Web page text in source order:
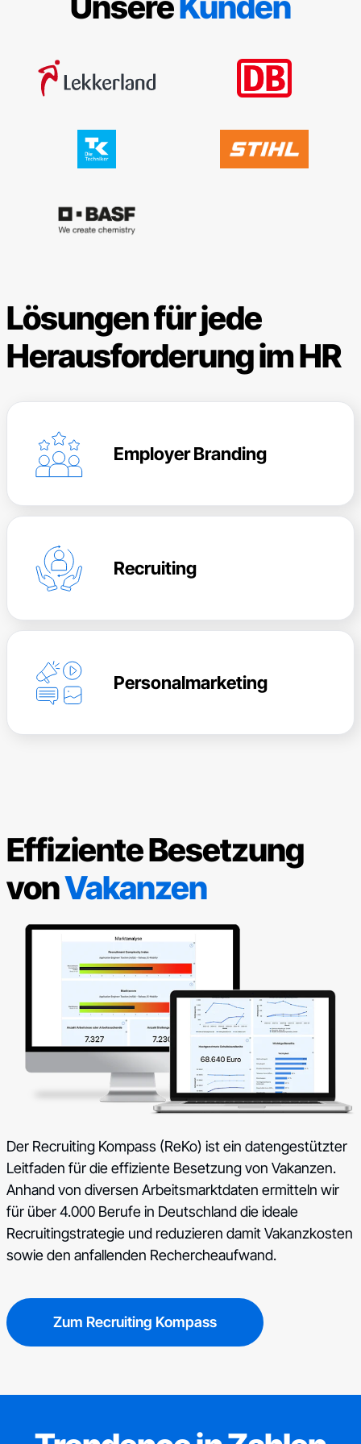
Lösungen für jede
Herausforderung im HR
Employer Branding
Recruiting
Personalmarketing
Effiziente Besetzung
vonVakanzen
Der Recruiting Kompass (ReKo) ist ein datengestützter
Leitfaden für die effiziente Besetzung von Vakanzen.
Anhand von diversen Arbeitsmarktdaten ermitteln wir
für über 4.000 Berufe in Deutschland die ideale
Recruitingstrategie und reduzieren damit Vakanzkosten
sowie den anfallenden Rechercheaufwand.
Zum Recruiting Kompass